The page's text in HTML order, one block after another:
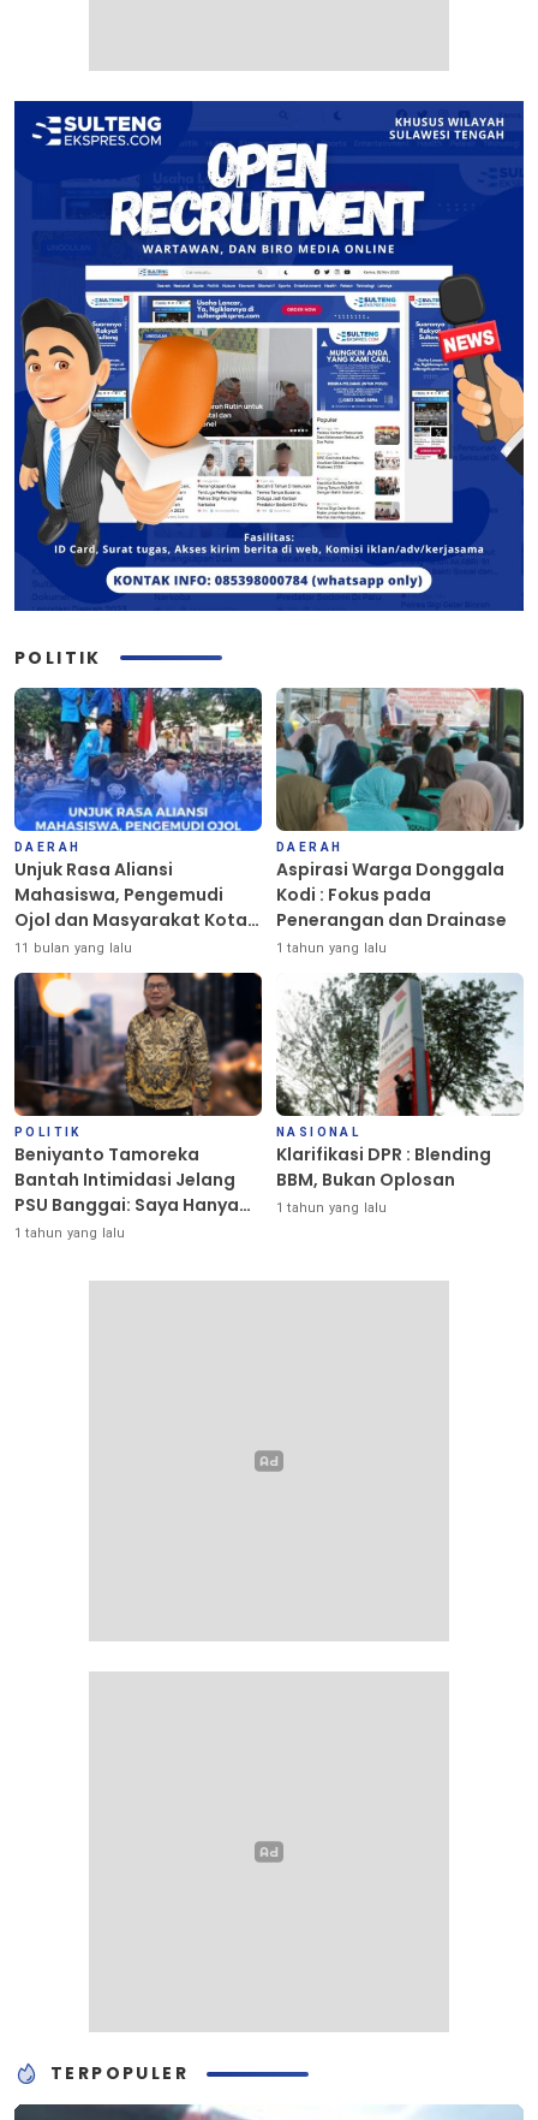
POLITIK
DAERAH
Unjuk Rasa Aliansi
Mahasiswa, Pengemudi
Ojol dan Masyarakat Kota
Palu Berlangsung Damai
11 bulan yang lalu
DAERAH
Aspirasi Warga Donggala
Kodi : Fokus pada
Penerangan dan Drainase
1 tahun yang lalu
POLITIK
Beniyanto Tamoreka
Bantah Intimidasi Jelang
PSU Banggai: Saya Hanya
Ingin Redakan Suasana
1 tahun yang lalu
NASIONAL
Klarifikasi DPR : Blending
BBM, Bukan Oplosan
1 tahun yang lalu
TERPOPULER